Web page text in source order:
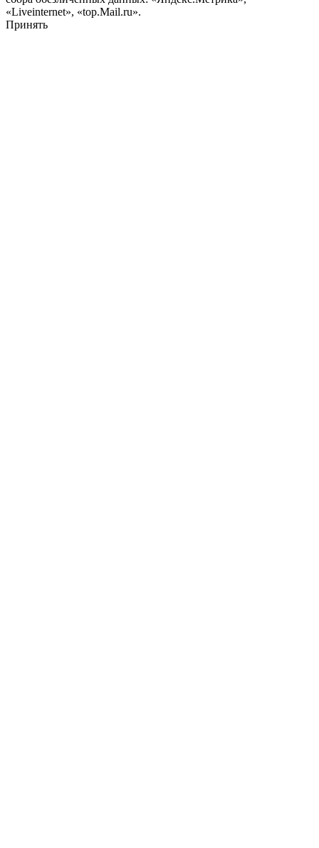
«Liveinternet», «top.Mail.ru».
Принять